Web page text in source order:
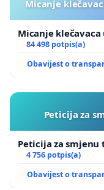
Micanje
Micanje
84 498 potpis(a)
Obavijest o
Peticija za
Peticija za
4 756 potpis(a)
Obavijest o